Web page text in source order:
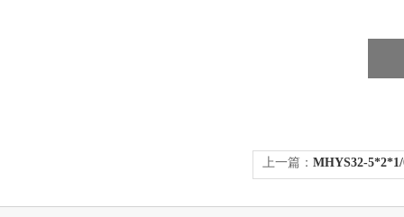
上一篇： MHYS32-